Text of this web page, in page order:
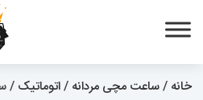
خانه /ساعت مچی مردانه /اتوماتیک /